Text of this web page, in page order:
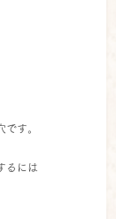
です。
るには